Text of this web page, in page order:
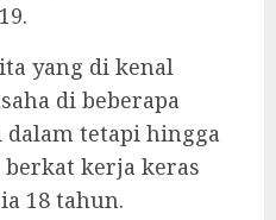
yang di kenal
di beberapa
tetapi hingga
kerja keras
18 tahun.